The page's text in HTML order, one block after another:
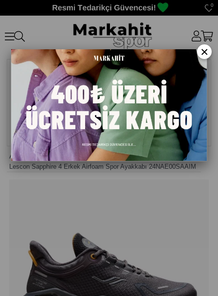
0
Anasayfa> Erkek Sneaker Günlük Ayakkabı>
Lescon Sapphire 4 Erkek Airfoam Spor Ayakkabı 24NAE00SAAIM
×